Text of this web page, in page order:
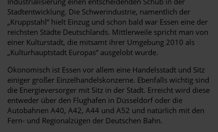
Stadtentwicklung. Die Schwerindustrie, namentlich der
„Kruppstahl“ hielt Einzug und schon bald war Essen eine der
reichsten Städte Deutschlands. Mittlerweile spricht man von
einer Kulturstadt, die mitsamt ihrer Umgebung 2010 als
„Kulturhauptstadt Europas“ ausgelobt wurde.
Ökonomisch ist Essen vor allem eine Handelsstadt und Sitz
einiger großer Einzelhandelskonzerne. Ebenfalls wichtig sind
die Energieversorger mit Sitz in der Stadt. Erreicht wird diese
entweder über den Flughafen in Düsseldorf oder die
Autobahnen A40, A42, A44 und A52 und natürlich mit den
Fern- und Regionalzügen der Deutschen Bahn.